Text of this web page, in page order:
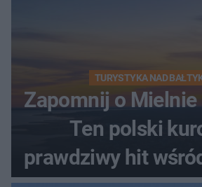
TURYSTYKA NAD
Zapomnij o Mielnie
Ten polski
prawdziwy hit